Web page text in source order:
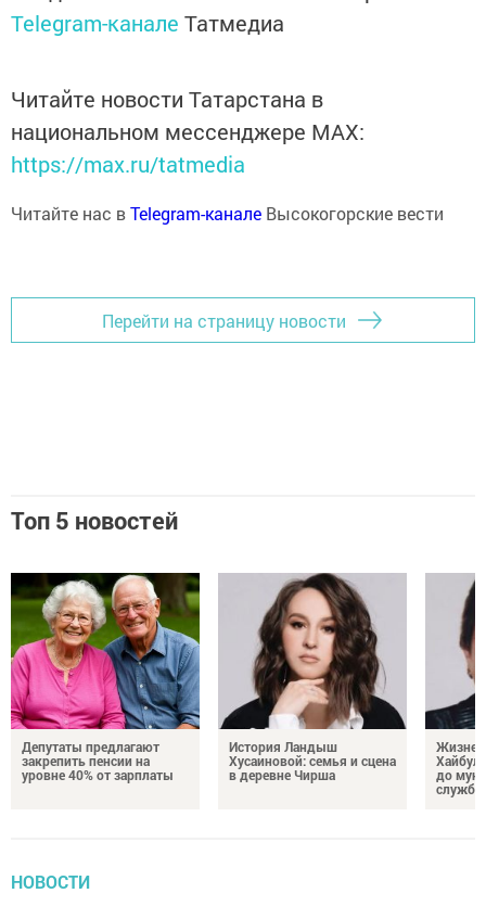
Telegram-канале Татмедиа
Читайте новости Татарстана в
национальном мессенджере MАХ:
https://max.ru/tatmedia
Читайте нас вTelegram-канале Высокогорские вести
Перейти на страницу новости
Топ 5 новостей
Депутаты предлагают
закрепить пенсии на
уровне 40% от зарплаты
История Ландыш
Хусаиновой: семья и сцена
в деревне Чирша
до
службы
НОВОСТИ